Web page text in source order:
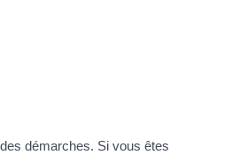
démarches. Si vous êtes